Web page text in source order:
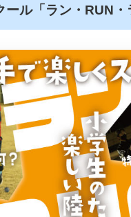
ール「ラン・RUN